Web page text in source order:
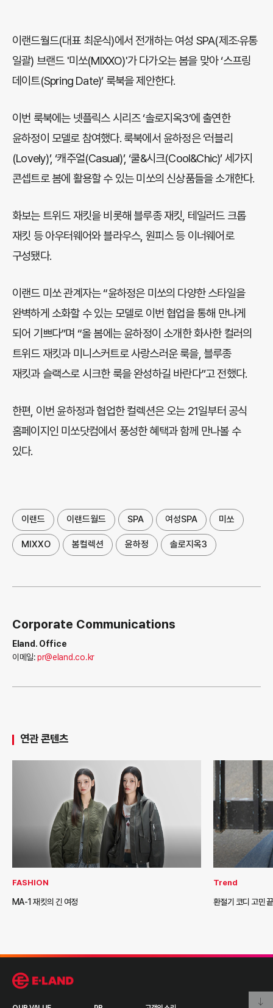
이랜드월드(대표 최운식)에서 전개하는 여성 SPA(제조·유통
일괄) 브랜드 '미쏘(MIXXO)'가 다가오는 봄을 맞아 ‘스프링
데이트(Spring Date)’ 룩북을 제안한다.
이번 룩북에는 넷플릭스 시리즈 ‘솔로지옥3’에 출연한
윤하정이 모델로 참여했다. 룩북에서 윤하정은 ‘러블리
(Lovely)’, ‘캐주얼(Casual)’, ‘쿨&시크(Cool&Chic)’ 세가지
콘셉트로 봄에 활용할 수 있는 미쏘의 신상품들을 소개한다.
화보는 트위드 재킷을 비롯해 블루종 재킷, 테일러드 크롭
재킷 등 아우터웨어와 블라우스, 원피스 등 이너웨어로
구성됐다.
이랜드 미쏘 관계자는 “윤하정은 미쏘의 다양한 스타일을
완벽하게 소화할 수 있는 모델로 이번 협업을 통해 만나게
되어 기쁘다”며 “올 봄에는 윤하정이 소개한 화사한 컬러의
트위드 재킷과 미니스커트로 사랑스러운 룩을, 블루종
재킷과 슬랙스로 시크한 룩을 완성하길 바란다”고 전했다.
한편, 이번 윤하정과 협업한 컬렉션은 오는 21일부터 공식
홈페이지인 미쏘닷컴에서 풍성한 혜택과 함께 만나볼 수
있다.
이랜드 이랜드월드 SPA 여성SPA 미쏘
MIXXO 봄컬렉션 윤하정 솔로지옥3
Corporate Communications
Eland. Office
이메일:pr@eland.co.kr
연관 콘텐츠
FASHION
MA-1 재킷의 긴 여정
Trend
환절기 코디 고민